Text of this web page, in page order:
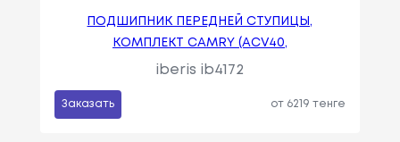
ПОДШИПНИК ПЕРЕДНЕЙ СТУПИЦЫ,
КОМПЛЕКТ CAMRY (ACV40,
iberis ib4172
Заказать от 6219 тенге